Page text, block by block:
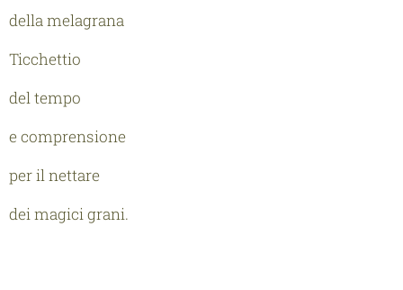
della melagrana
Ticchettio
del tempo
e comprensione
per il nettare
dei magici grani.